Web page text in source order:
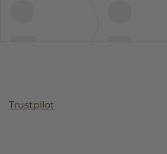
Trustpilot